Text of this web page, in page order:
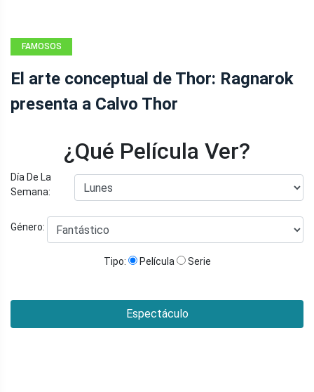
FAMOSOS
El arte conceptual de Thor: Ragnarok
presenta a Calvo Thor
¿Qué Película Ver?
Día De La
Semana:
Género:
Tipo: Película Serie
Espectáculo